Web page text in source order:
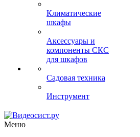
Климатические
шкафы
Аксессуары и
компоненты СКС
для шкафов
Садовая техника
Инструмент
Меню